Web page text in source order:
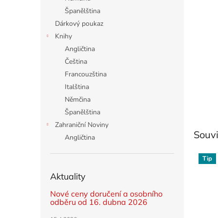
Španělština
Dárkový poukaz
Knihy
Angličtina
Čeština
Francouzština
Italština
Němčina
Španělština
Zahraniční Noviny
Angličtina
Aktuality
Nové ceny doručení a osobního
odběru od 16. dubna 2026
Tip